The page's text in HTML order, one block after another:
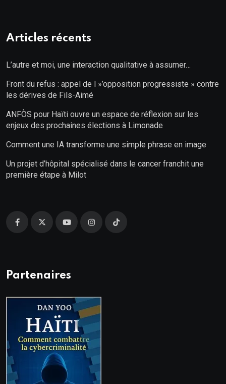
Articles récents
L’autre et moi, une interaction qualitative à assumer…
Front du refus : appel de l »’opposition progressiste » contre
les dérives de Fils-Aimé
ANFÒS pour Haïti ouvre un espace de réflexion sur les
enjeux des prochaines élections à Limonade
Comment une IA transforme une simple phrase en image
Un projet d’hôpital spécialisé dans le cancer franchit une
première étape à Milot
Partenaires